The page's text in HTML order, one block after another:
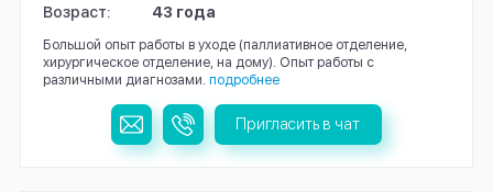
Возраст:
43 года
Большой опыт работы в уходе (паллиативное отделение,
хирургическое отделение, на дому). Опыт работы с
различными диагнозами. подробнее
Пригласить в чат